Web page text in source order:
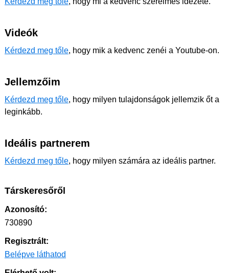
Videók
Kérdezd meg tőle, hogy mik a kedvenc zenéi a Youtube-on.
Jellemzőim
Kérdezd meg tőle, hogy milyen tulajdonságok jellemzik őt a
leginkább.
Ideális partnerem
Kérdezd meg tőle, hogy milyen számára az ideális partner.
Társkeresőről
Azonosító:
730890
Regisztrált:
Belépve láthatod